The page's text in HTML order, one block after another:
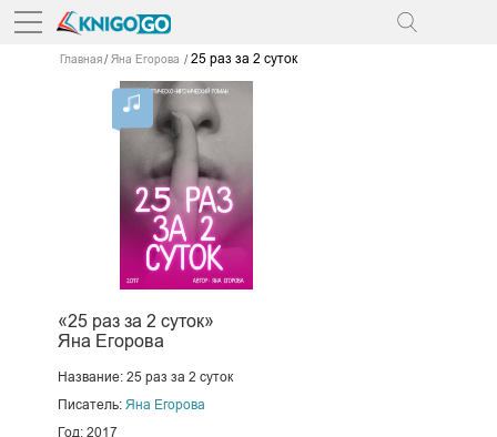
Главная Яна Егорова 25 раз за 2 суток
«25 раз за 2 суток»
Яна Егорова
Название: 25 раз за 2 суток
Писатель: Яна Егорова
Год: 2017